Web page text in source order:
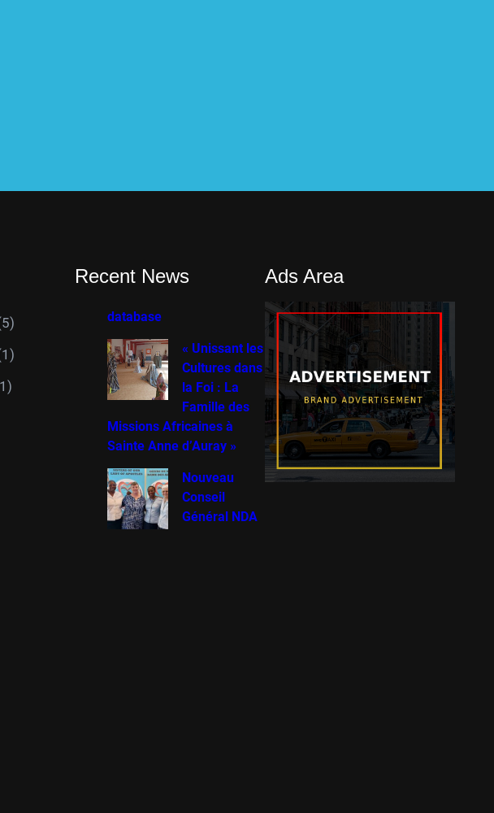
Recent News
database
« Unissant les
Cultures dans
la Foi : La
Famille des
Missions Africaines à
Sainte Anne d’Auray »
Nouveau
Conseil
Général NDA
Ads Area